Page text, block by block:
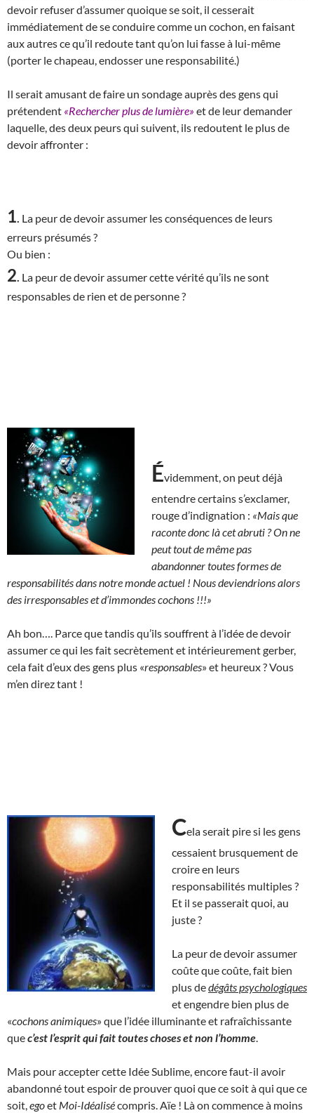
devoir refuser d’assumer quoique se soit, il cesserait
immédiatement de se conduire comme un cochon, en faisant
aux autres ce qu’il redoute tant qu’on lui fasse à lui-même
(porter le chapeau, endosser une responsabilité.)
Il serait amusant de faire un sondage auprès des gens qui
prétendent «Rechercher plus de lumière» et de leur demander
laquelle, des deux peurs qui suivent, ils redoutent le plus de
devoir affronter :
1 La peur de devoir assumer les conséquences de leurs
erreurs présumés ?
Ou bien :
2 La peur de devoir assumer cette vérité qu’ils ne sont
responsables de rien et de personne ?
Évidemment, on peut déjà
entendre certains s’exclamer,
rouge d’indignation : «Mais que
raconte donc là cet abruti ?On ne
peut tout de même pas
abandonner toutes formes de
responsabilités dans notre monde actuel ! Nous deviendrions alors
des irresponsables et d’immondes cochons !!!»
Ah bon…. Parce que tandis qu’ils souffrent à l’idée de devoir
assumer ce qui les fait secrètement et intérieurement gerber,
cela fait d’eux des gens plus «responsables» et heureux ? Vous
m’en direz tant !
Cela serait pire si les gens
cessaient brusquement de
croire en leurs
responsabilités multiples ?
Et il se passerait quoi, au
juste ?
La peur de devoir assumer
coûte que coûte, fait bien
plus dedégâts psychologiques
et engendre bien plus de
«cochons animiques» que l’idée illuminante et rafraîchissante
quec’est l’esprit qui fait toutes choses et non l’homme
Mais pour accepter cette Idée Sublime, encore faut-il avoir
abandonné tout espoir de prouver quoi que ce soit à qui que ce
soit, egoet Moi-Idéalisécompris. Aïe ! Là on commence à moins